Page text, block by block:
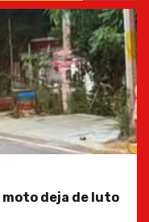
deja de luto